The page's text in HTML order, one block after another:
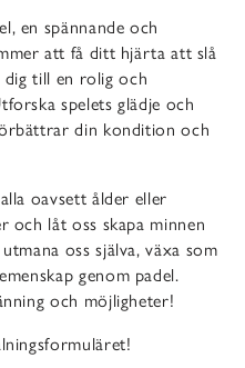
en spännande och
att få ditt hjärta att slå
dig till en rolig och
spelets glädje och
din kondition och
oavsett ålder eller
och låt oss skapa minnen
oss själva, växa som
genom padel.
och möjligheter!